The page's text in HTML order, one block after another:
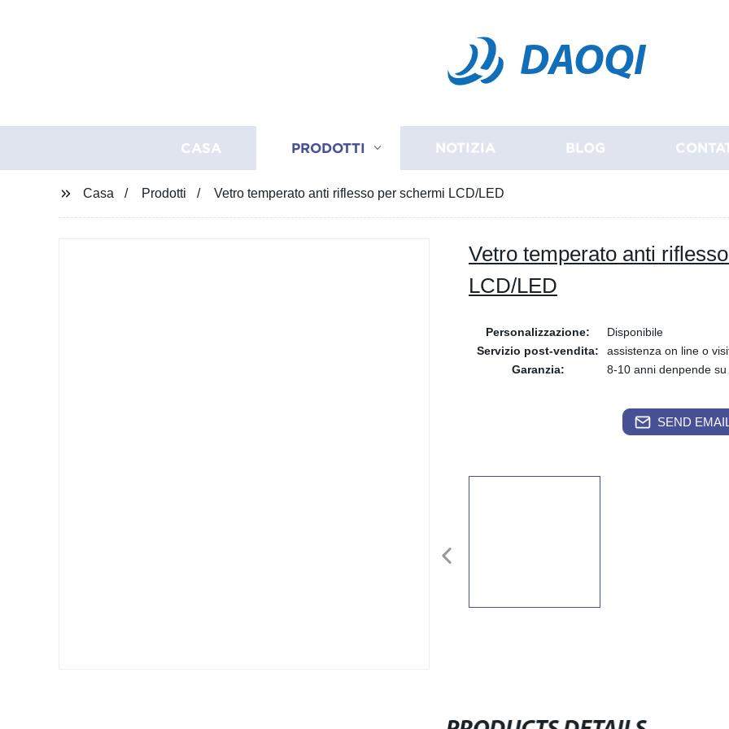
DAOQI
CASA PRODOTTI NOTIZIA BLOG
Casa Prodotti Vetro temperato anti riflesso per schermi LCD/LED
Vetro temperato anti
LCD/LED
Personalizzazione:
Disponibile
Servizio post-vendita:
assistenza on line o
Garanzia:
8-10 anni denpende su
SEND